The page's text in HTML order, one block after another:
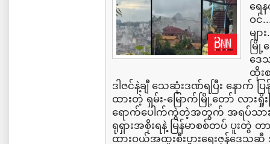
ရေ
ဝင်
မျ
မြို့
ဒေ
ထိုး
ဒါဇင်နဲ့ချီ သေဆုံးဒဏ်ရပြီး နောက်
ထားတဲ့ ရှမ်း-မြောက်မြို့တော် လား
ရောက်ပေါက်ကွဲတဲ့အတွက် အရပ်သား
ရုရှားအစိုးရနဲ့ မြန်မာစစ်တပ် ပူး
ထားဝယ်အထူးစီးပွားရေးဇုန်ဒေသဆီ